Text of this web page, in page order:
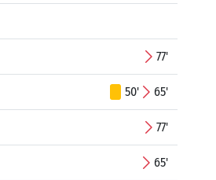
77'
50' 65'
77'
65'